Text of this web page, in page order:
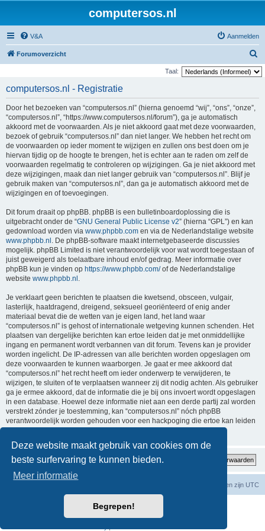
Deze website maakt gebruik van cookies om de
beste surfervaring te kunnen bieden.
Meer informatie
Begrepen!
computersos.nl
V&A Aanmelden
Forumoverzicht
o
Taal:
computersos.nl - Registratie
Door het bezoeken van “computersos.nl” (hierna genoemd “wij”, “ons”, “onze”,
“computersos.nl”, “https://www.computersos.nl/forum”), ga je automatisch
akkoord met de voorwaarden. Als je niet akkoord gaat met deze voorwaarden,
bezoek of gebruik “computersos.nl” dan niet langer. We hebben het recht om
de voorwaarden op ieder moment te wijzigen en zullen ons best doen om je
hiervan tijdig op de hoogte te brengen, het is echter aan te raden om zelf de
voorwaarden regelmatig te controleren op wijzigingen. Ga je niet akkoord met
deze wijzigingen, maak dan niet langer gebruik van “computersos.nl”. Blijf je
gebruik maken van “computersos.nl”, dan ga je automatisch akkoord met de
wijzigingen en of toevoegingen.
Dit forum draait op phpBB. phpBB is een bulletinboardoplossing die is
uitgebracht onder de “GNU General Public License v2” (hierna “GPL”) en kan
gedownload worden via www.phpbb.com en via de Nederlandstalige website
www.phpbb.nl . De phpBB-software maakt internetgebaseerde discussies
mogelijk. phpBB Limited is niet verantwoordelijk voor wat wordt toegestaan of
juist geweigerd als toelaatbare inhoud en/of gedrag. Meer informatie over
phpBB kun je vinden op https://www.phpbb.com/of de Nederlandstalige
website www.phpbb.nl .
Je verklaart geen berichten te plaatsen die kwetsend, obsceen, vulgair,
lasterlijk, haatdragend, dreigend, seksueel georiënteerd of enig ander
materiaal bevat die de wetten van je eigen land, het land waar
“computersos.nl” is gehost of internationale wetgeving kunnen schenden. Het
plaatsen van dergelijke berichten kan ertoe leiden dat je met onmiddellijke
ingang en permanent wordt verbannen van dit forum. Tevens kan je provider
worden ingelicht. De IP-adressen van alle berichten worden opgeslagen om
deze voorwaarden te kunnen waarborgen. Je gaat er mee akkoord dat
“computersos.nl” het recht heeft om ieder onderwerp te verwijderen, te
wijzigen, te sluiten of te verplaatsen wanneer zij dit nodig achten. Als gebruiker
ga je ermee akkoord, dat de informatie die je bij ons invoert wordt opgeslagen
in een database. Hoewel deze informatie niet aan een derde partij zal worden
verstrekt zónder je toestemming, kan “computersos.nl” nóch phpBB
verantwoordelijk worden gehouden voor een hackpoging die ertoe kan leiden
Alle tijden zijn UTC
phpBB® Forum Software © phpBB Limited
phpBB.nl